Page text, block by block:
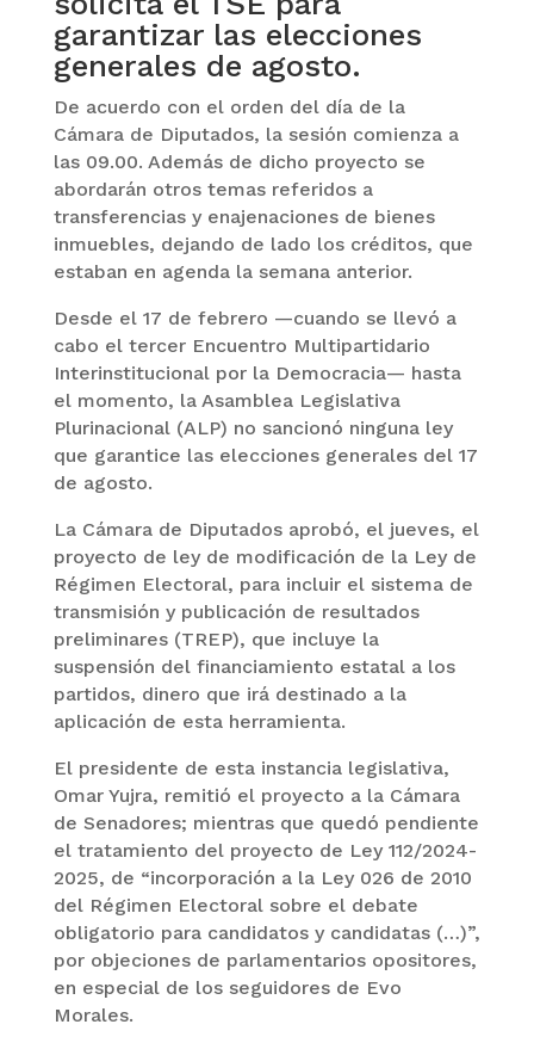
garantizar las elecciones
generales de agosto.
De acuerdo con el orden del día de la
Cámara de Diputados, la sesión comienza a
las 09.00. Además de dicho proyecto se
abordarán otros temas referidos a
transferencias y enajenaciones de bienes
inmuebles, dejando de lado los créditos, que
estaban en agenda la semana anterior.
Desde el 17 de febrero —cuando se llevó a
cabo el tercer Encuentro Multipartidario
Interinstitucional por la Democracia— hasta
el momento, la Asamblea Legislativa
Plurinacional (ALP) no sancionó ninguna ley
que garantice las elecciones generales del 17
de agosto.
La Cámara de Diputados aprobó, el jueves, el
proyecto de ley de modificación de la Ley de
Régimen Electoral, para incluir el sistema de
transmisión y publicación de resultados
preliminares (TREP), que incluye la
suspensión del financiamiento estatal a los
partidos, dinero que irá destinado a la
aplicación de esta herramienta.
El presidente de esta instancia legislativa,
Omar Yujra, remitió el proyecto a la Cámara
de Senadores; mientras que quedó pendiente
el tratamiento del proyecto de Ley 112/2024-
2025, de “incorporación a la Ley 026 de 2010
del Régimen Electoral sobre el debate
obligatorio para candidatos y candidatas (…)”,
por objeciones de parlamentarios opositores,
en especial de los seguidores de Evo
Morales.